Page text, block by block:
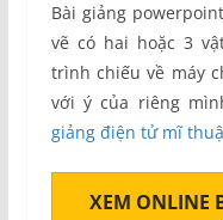
Bài giảng
vẽ có hai hoặc 3
trình chiếu về máy
với ý của riêng
giảng điện tử mĩ
XEM ONLINE